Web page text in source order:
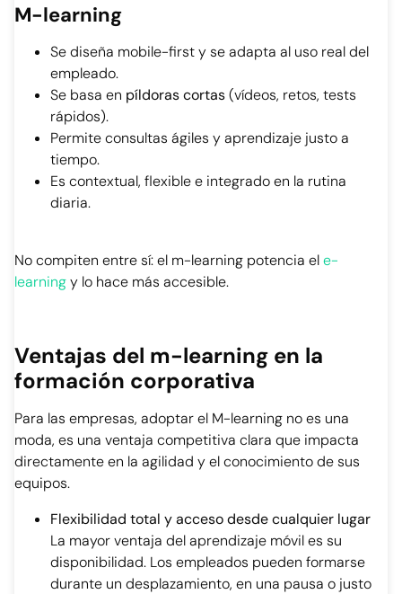
M-learning
Se diseña mobile-first y se adapta al uso real del
empleado.
Se basa en píldoras cortas(vídeos, retos, tests
rápidos).
Permite consultas ágiles y aprendizaje justo a
tiempo.
Es contextual, flexible e integrado en la rutina
diaria.
No compiten entre sí: el m-learning potencia ele-
learningy lo hace más accesible.
Ventajas del m-learning en la
formación corporativa
Para las empresas, adoptar el M-learning no es una
moda, es una ventaja competitiva clara que impacta
directamente en la agilidad y el conocimiento de sus
equipos.
Flexibilidad total y acceso desde cualquier lugar
La mayor ventaja del aprendizaje móvil es su
disponibilidad. Los empleados pueden formarse
durante un desplazamiento, en una pausa o justo